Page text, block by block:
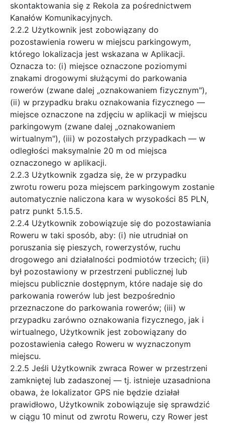
skontaktowania się z Rekola za pośrednictwem
Kanałów Komunikacyjnych.
2.2.2 Użytkownik jest zobowiązany do
pozostawienia roweru w miejscu parkingowym,
którego lokalizacja jest wskazana w Aplikacji.
Oznacza to: (i) miejsce oznaczone poziomymi
znakami drogowymi służącymi do parkowania
rowerów (zwane dalej „oznakowaniem fizycznym"),
(ii) w przypadku braku oznakowania fizycznego —
miejsce oznaczone na zdjęciu w aplikacji w miejscu
parkingowym (zwane dalej „oznakowaniem
wirtualnym"), (iii) w pozostałych przypadkach — w
odległości maksymalnie 20 m od miejsca
oznaczonego w aplikacji.
2.2.3 Użytkownik zgadza się, że w przypadku
zwrotu roweru poza miejscem parkingowym zostanie
automatycznie naliczona kara w wysokości 85 PLN,
patrz punkt 5.1.5.5.
2.2.4 Użytkownik zobowiązuje się do pozostawiania
Roweru w taki sposób, aby: (i) nie utrudniał on
poruszania się pieszych, rowerzystów, ruchu
drogowego ani działalności podmiotów trzecich; (ii)
był pozostawiony w przestrzeni publicznej lub
miejscu publicznie dostępnym, które nadaje się do
parkowania rowerów lub jest bezpośrednio
przeznaczone do parkowania rowerów; (iii) w
przypadku zarówno oznakowania fizycznego, jak i
wirtualnego, Użytkownik jest zobowiązany do
pozostawienia całego Roweru w wyznaczonym
miejscu.
2.2.5 Jeśli Użytkownik zwraca Rower w przestrzeni
zamkniętej lub zadaszonej — tj. istnieje uzasadniona
obawa, że lokalizator GPS nie będzie działał
prawidłowo, Użytkownik zobowiązuje się sprawdzić
w ciągu 10 minut od zwrotu Roweru, czy Rower jest